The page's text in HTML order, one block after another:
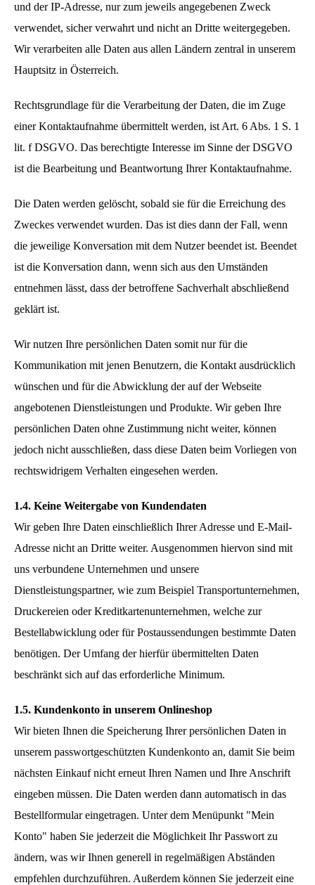
und der IP-Adresse, nur zum jeweils angegebenen Zweck
verwendet, sicher verwahrt und nicht an Dritte weitergegeben.
Wir verarbeiten alle Daten aus allen Ländern zentral in unserem
Hauptsitz in Österreich.
Rechtsgrundlage für die Verarbeitung der Daten, die im Zuge
einer Kontaktaufnahme übermittelt werden, ist Art. 6 Abs. 1 S. 1
lit. f DSGVO. Das berechtigte Interesse im Sinne der DSGVO
ist die Bearbeitung und Beantwortung Ihrer Kontaktaufnahme.
Die Daten werden gelöscht, sobald sie für die Erreichung des
Zweckes verwendet wurden. Das ist dies dann der Fall, wenn
die jeweilige Konversation mit dem Nutzer beendet ist. Beendet
ist die Konversation dann, wenn sich aus den Umständen
entnehmen lässt, dass der betroffene Sachverhalt abschließend
geklärt ist.
Wir nutzen Ihre persönlichen Daten somit nur für die
Kommunikation mit jenen Benutzern, die Kontakt ausdrücklich
wünschen und für die Abwicklung der auf der Webseite
angebotenen Dienstleistungen und Produkte. Wir geben Ihre
persönlichen Daten ohne Zustimmung nicht weiter, können
jedoch nicht ausschließen, dass diese Daten beim Vorliegen von
rechtswidrigem Verhalten eingesehen werden.
1.4. Keine Weitergabe von Kundendaten
Wir geben Ihre Daten einschließlich Ihrer Adresse und E-Mail-
Adresse nicht an Dritte weiter. Ausgenommen hiervon sind mit
uns verbundene Unternehmen und unsere
Dienstleistungspartner, wie zum Beispiel Transportunternehmen,
Druckereien oder Kreditkartenunternehmen, welche zur
Bestellabwicklung oder für Postaussendungen bestimmte Daten
benötigen. Der Umfang der hierfür übermittelten Daten
beschränkt sich auf das erforderliche Minimum.
1.5. Kundenkonto in unserem Onlineshop
Wir bieten Ihnen die Speicherung Ihrer persönlichen Daten in
unserem passwortgeschützten Kundenkonto an, damit Sie beim
nächsten Einkauf nicht erneut Ihren Namen und Ihre Anschrift
eingeben müssen. Die Daten werden dann automatisch in das
Bestellformular eingetragen. Unter dem Menüpunkt "Mein
Konto" haben Sie jederzeit die Möglichkeit Ihr Passwort zu
ändern, was wir Ihnen generell in regelmäßigen Abständen
empfehlen durchzuführen. Außerdem können Sie jederzeit eine